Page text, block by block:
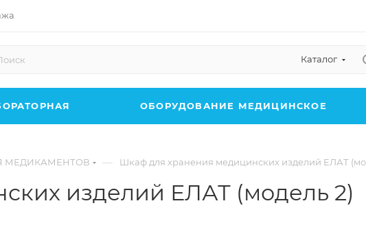
Каталог
ОБОРУДОВАНИЕ МЕДИЦИНСКОЕ
МЕДИКАМЕНТОВ — Шкаф для хранения медицинских изделий ЕЛАТ
изделий ЕЛАТ (модель 2)